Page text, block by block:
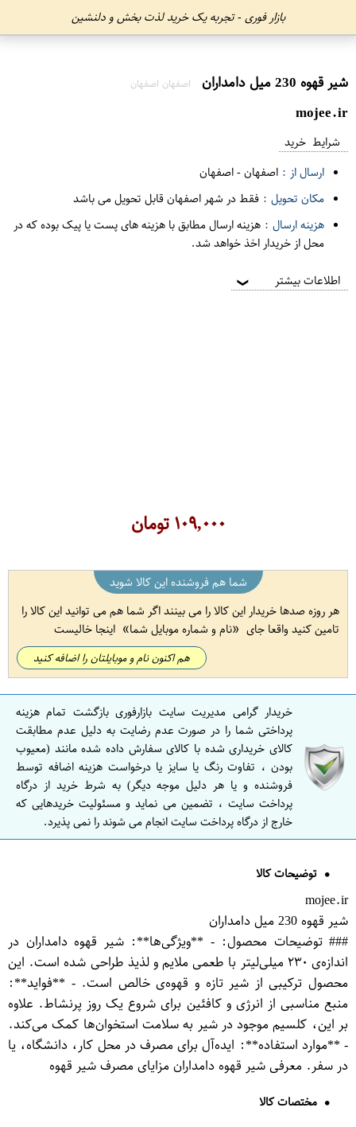
بازار فوری - تجربه یک خرید لذت بخش و دلنشین
شیر قهوه 230 میل دامداران اصفهان اصفهان
mojee.ir
شرایط خرید
ارسال از : اصفهان-اصفهان
مکان تحویل : فقط در شهر اصفهان قابل تحویل می باشد
هزینه ارسال : هزینه ارسال مطابق با هزینه های پست یا پیک بوده که در
محل از خریدار اخذ خواهد شد.
اطلاعات بیشتر ❯
۱۰۹,۰۰۰تومان
شما هم فروشنده این کالا شوید
هر روزه صدها خریدار این کالا را می بینند اگر شما هم می توانید این کالا را
تامین کنید واقعا جای
نام و شماره موبایل شما اینجا خالیست
هم اکنون نام و موبایلتان را اضافه کنید
خریدار گرامی مدیریت سایت بازارفوری بازگشت تمام هزینه
پرداختی شما را در صورت عدم رضایت به دلیل عدم مطابقت
کالای خریداری شده با کالای سفارش داده شده مانند (معیوب
بودن ، تفاوت رنگ یا سایز یا درخواست هزینه اضافه توسط
فروشنده و یا هر دلیل موجه دیگر) به شرط خرید از درگاه
پرداخت سایت ، تضمین می نماید و مسئولیت خریدهایی که
خارج از درگاه پرداخت سایت انجام می شوند را نمی پذیرد.
توضیحات کالا
mojee.ir
شیر قهوه 230 میل دامداران
### توضیحات محصول: - **ویژگی‌ها**: شیر قهوه دامداران در
اندازه‌ی ۲۳۰ میلی‌لیتر با طعمی ملایم و لذیذ طراحی شده است. این
محصول ترکیبی از شیر تازه و قهوه‌ی خالص است. - **فواید**:
منبع مناسبی از انرژی و کافئین برای شروع یک روز پرنشاط. علاوه
بر این، کلسیم موجود در شیر به سلامت استخوان‌ها کمک می‌کند.
- **موارد استفاده**: ایده‌آل برای مصرف در محل کار، دانشگاه، یا
در سفر. معرفی شیر قهوه دامداران مزایای مصرف شیر قهوه
مختصات کالا